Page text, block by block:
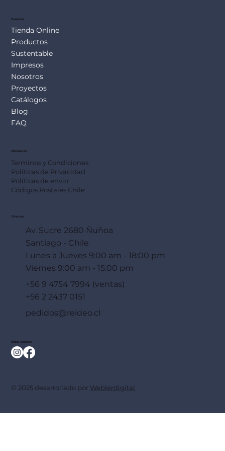
Productos
Tienda Online
Productos
Sustentable
Impresos
Nosotros
Proyectos
Catálogos
Blog
FAQ
Información
Terminos y Condiciones
Políticas de Privacidad
Políticas de envío
Códigos Postales Chile
Dirección
Av. Sucre 2680 Ñuñoa
Santiago - Chile
Lunes a Jueves 9:00 am - 18:00 pm
Viernes 9:00 am - 15:00 pm
+56 9 4754 7994 (ventas)
+56 2 2437 0151
pedidos@reideo.cl
Redes Sociales
© 2025 desarrollado por Weblerdigital